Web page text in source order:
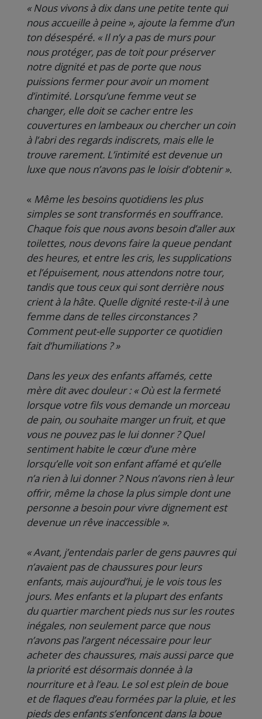
« Nous vivons à dix dans une petite tente qui
nous accueille à peine », ajoute la femme d’un
ton désespéré. « Il n’y a pas de murs pour
nous protéger, pas de toit pour préserver
notre dignité et pas de porte que nous
puissions fermer pour avoir un moment
d’intimité. Lorsqu’une femme veut se
changer, elle doit se cacher entre les
couvertures en lambeaux ou chercher un coin
à l’abri des regards indiscrets, mais elle le
trouve rarement. L’intimité est devenue un
luxe que nous n’avons pas le loisir d’obtenir ».
« Même les besoins quotidiens les plus
simples se sont transformés en souffrance.
Chaque fois que nous avons besoin d’aller aux
toilettes, nous devons faire la queue pendant
des heures, et entre les cris, les supplications
et l’épuisement, nous attendons notre tour,
tandis que tous ceux qui sont derrière nous
crient à la hâte. Quelle dignité reste-t-il à une
femme dans de telles circonstances ?
Comment peut-elle supporter ce quotidien
fait d’humiliations ? »
Dans les yeux des enfants affamés, cette
mère dit avec douleur : « Où est la fermeté
lorsque votre fils vous demande un morceau
de pain, ou souhaite manger un fruit, et que
vous ne pouvez pas le lui donner ? Quel
sentiment habite le cœur d’une mère
lorsqu’elle voit son enfant affamé et qu’elle
n’a rien à lui donner ? Nous n’avons rien à leur
offrir, même la chose la plus simple dont une
personne a besoin pour vivre dignement est
devenue un rêve inaccessible ».
« Avant, j’entendais parler de gens pauvres qui
n’avaient pas de chaussures pour leurs
enfants, mais aujourd’hui, je le vois tous les
jours. Mes enfants et la plupart des enfants
du quartier marchent pieds nus sur les routes
inégales, non seulement parce que nous
n’avons pas l’argent nécessaire pour leur
acheter des chaussures, mais aussi parce que
la priorité est désormais donnée à la
nourriture et à l’eau. Le sol est plein de boue
et de flaques d’eau formées par la pluie, et les
pieds des enfants s’enfoncent dans la boue